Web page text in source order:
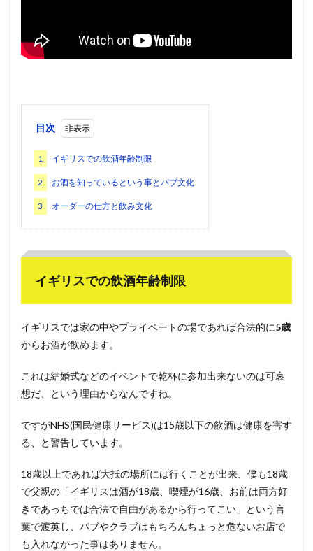
目次
1 イギリスでの飲酒年齢制限
2 お酒を知っているという事とパブ文化
3 オーダーの仕方と飲み文化
イギリスでの飲酒年齢制限
イギリスでは家の中やプライベートの場であれば合法的に5歳
からお酒が飲めます。
これは結婚式などのイベントで乾杯に参加出来ないのは可哀
想だ、という理由からなんですね。
ですがNHS(国民健康サービス)は15歳以下の飲酒は健康を害す
る、と警告しています。
18歳以上であれば大抵の場所には行くことが出来、僕も18歳
で父親の「イギリスは酒が18歳、喫煙が16歳、お前は両方好
きであっちでは合法で自由があるから行ってこい」という言
葉で渡英し、パブやクラブはもちろんちょっと危ないお店で
も入れなかった事はありません。